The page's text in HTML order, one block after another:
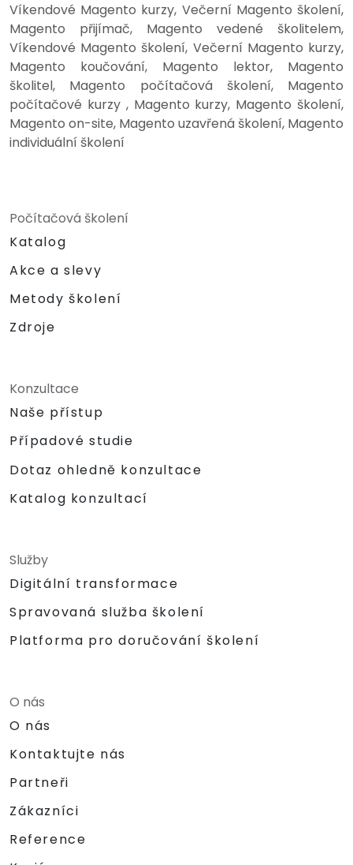
Víkendové Magento kurzy, Večerní Magento školení,
Magento přijímač, Magento vedené školitelem,
Víkendové Magento školení, Večerní Magento kurzy,
Magento koučování, Magento lektor, Magento
školitel, Magento počítačová školení, Magento
počítačové kurzy , Magento kurzy, Magento školení,
Magento on-site, Magento uzavřená školení, Magento
individuální školení
Počítačová školení
Katalog
Akce a slevy
Metody školení
Zdroje
Konzultace
Naše přístup
Případové studie
Dotaz ohledně konzultace
Katalog konzultací
Služby
Digitální transformace
Spravovaná služba školení
Platforma pro doručování školení
O nás
O nás
Kontaktujte nás
Partneři
Zákazníci
Reference